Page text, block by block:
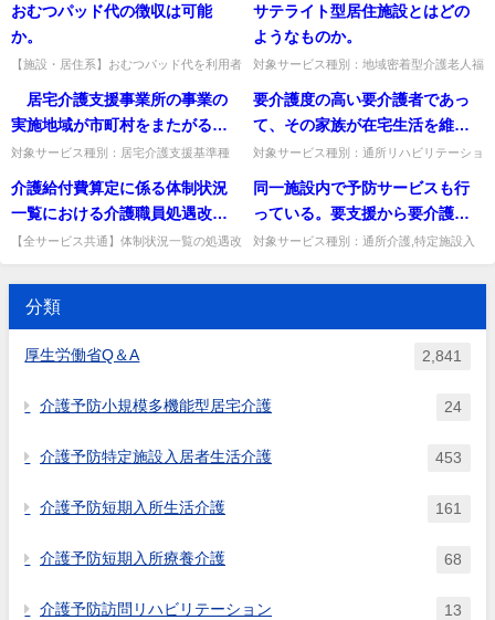
数事業所利用）」質問介護予防訪問介護や
介護予防通所介護については...
区分」質問訪問介護員である整体療術師等
が利用者の居宅を訪問してマ...
おむつパッド代の徴収は可能
か。
【施設・居住系】おむつパッド代を利用者
むつ費用は保険給付対象で徴収不可。通所
系・GH・特定施設は例外。...
サテライト型居住施設とはどの
ようなものか。
対象サービス種別：地域密着型介護老人福
居住施設」質問サテライト型居住施設とは
どのようなものか。回答サテ...
居宅介護支援事業所の事業の
実施地域が市町村をまたがる場
合等では、居宅介護支援事業所
が所在する市町村と、利用者の
保険者である市町村が異なる事
もあり得るが、その場合、居宅
介護支援事業所の介護支援専門
ランを届け出ればよいのか。
対象サービス種別：居宅介護支援基準種
ラン）の届出について」質問 居宅介護支
援事業所の事業の実施地域が市...
要介護度の高い要介護者であっ
て、その家族が在宅生活を維持
することに強い意向もあり、毎
月1週間ないし10日程度自宅で生
活し、月の残りの期間は計画的
うとする場合、このような利用
対象サービス種別：通所リハビリテーショ
応型通所介護,短期入所生活介護,短期入所
療養介護,福祉用具貸...
介護給付費算定に係る体制状況
一覧における介護職員処遇改善
加算は、期日までに提出は必要
か。
【全サービス共通】体制状況一覧の処遇改
届出で足りる。出典：平成2...
同一施設内で予防サービスも行
っている。要支援から要介護に
なった方の評価期間はどうなる
のか。
対象サービス種別：通所介護,特定施設入
分類
厚生労働省Q＆A 2,841
介護予防小規模多機能型居宅介護 24
介護予防特定施設入居者生活介護 453
介護予防短期入所生活介護 161
介護予防短期入所療養介護 68
介護予防訪問リハビリテーション 13